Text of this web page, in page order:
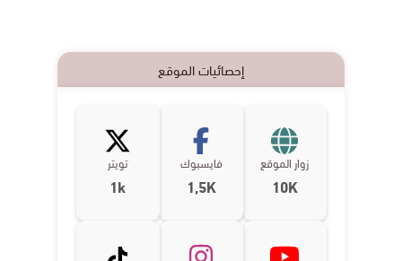
إحصائيات الموقع
زوار الموقع
10K
فايسبوك
1,5K
تويتر
1k